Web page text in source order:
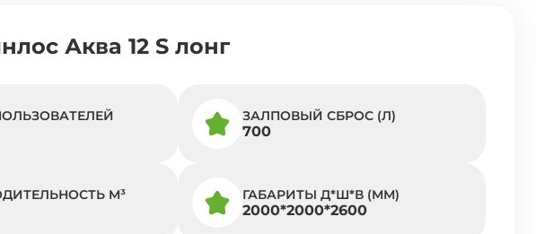
Аква 12 S лонг
ЗАЛПОВЫЙ СБРОС (Л)
700
M³ ГАБАРИТЫ Д*Ш*В (ММ)
2000*2000*2600